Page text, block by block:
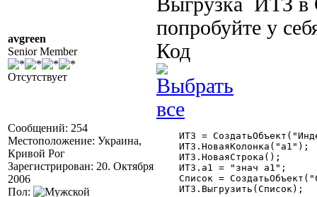
avgreen
Senior Member
Отсутствует
Сообщений: 254
Местоположение: Украина,
Кривой Рог
Зарегистрирован: 20. Октября
2006
Пол:
попробуйте у
Код
ИТЗ =
ИТЗ.НоваяКолонка("а1");
ИТЗ.НоваяСтрока();
ИТЗ.а1 = "знач а1";
Список =
ИТЗ.Выгрузить(Список);